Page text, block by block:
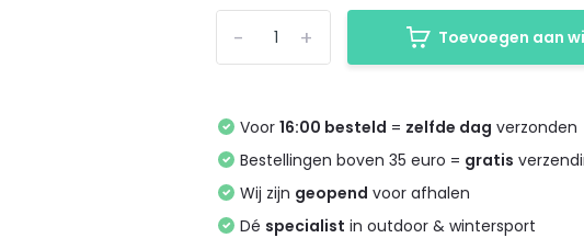
+
- Toevoegen aan
Voor16:00 besteld = zelfde dag verzonden
Bestellingen boven 35 euro = gratis
Wij zijn geopend voor afhalen
Dé specialist in outdoor & wintersport